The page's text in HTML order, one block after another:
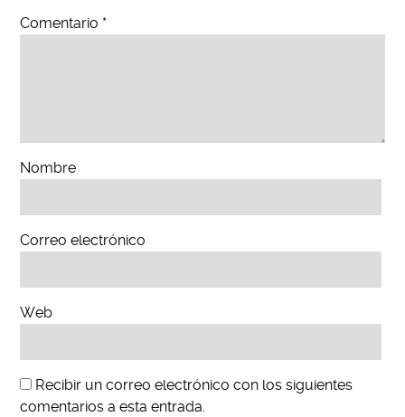
Comentario *
Nombre
Correo electrónico
Web
Recibir un correo electrónico con los siguientes
comentarios a esta entrada.